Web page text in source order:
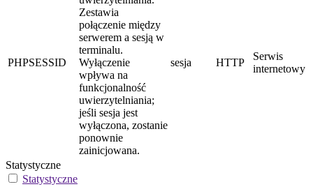
PHPSESSID
Zestawia
połączenie między
serwerem a sesją w
terminalu.
Wyłączenie
wpływa na
funkcjonalność
uwierzytelniania;
jeśli sesja jest
wyłączona, zostanie
ponownie
zainicjowana.
sesja HTTP
Serwis
internetowy
Statystyczne
Statystyczne